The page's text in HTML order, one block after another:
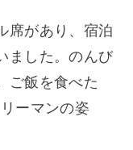
席があり、宿泊
ました。のんび
ご飯を食べた
ーマンの姿